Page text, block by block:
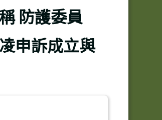
防護委員
申訴成立與